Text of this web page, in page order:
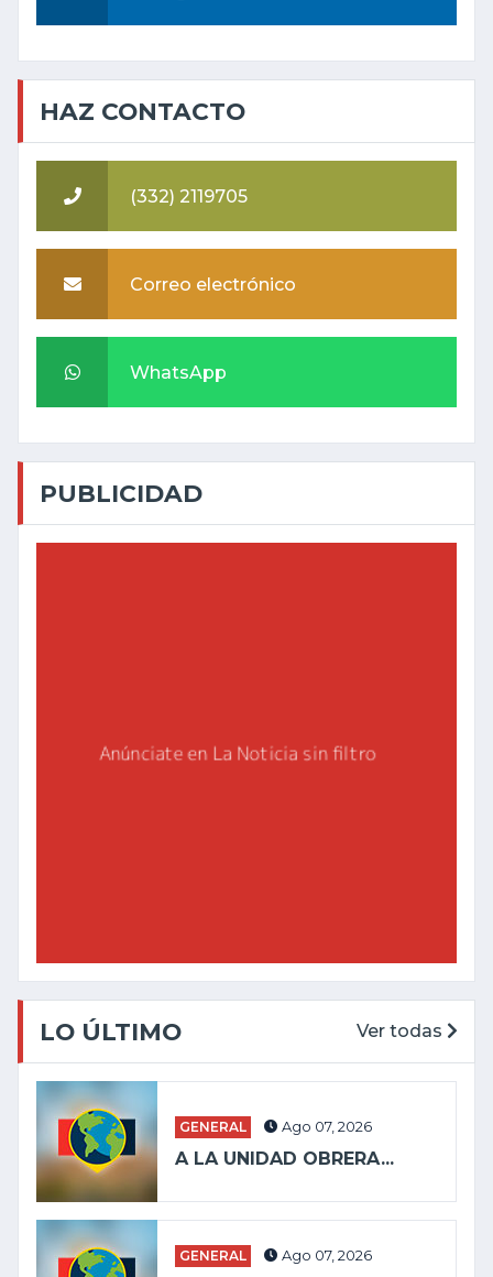
HAZ CONTACTO
(332) 2119705
Correo electrónico
WhatsApp
PUBLICIDAD
LO ÚLTIMO Ver todas
GENERAL Ago 07, 2026
A LA UNIDAD OBRERA...
GENERAL Ago 07, 2026